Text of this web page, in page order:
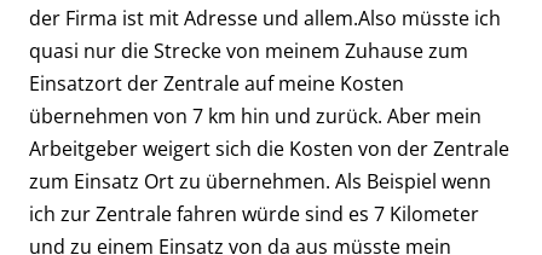
der Firma ist mit Adresse und allem.Also müsste ich
quasi nur die Strecke von meinem Zuhause zum
Einsatzort der Zentrale auf meine Kosten
übernehmen von 7 km hin und zurück. Aber mein
Arbeitgeber weigert sich die Kosten von der Zentrale
zum Einsatz Ort zu übernehmen. Als Beispiel wenn
ich zur Zentrale fahren würde sind es 7 Kilometer
und zu einem Einsatz von da aus müsste mein